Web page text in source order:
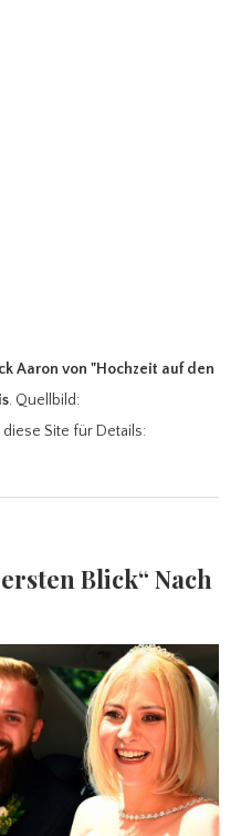
Aaron von "Hochzeit auf den
. Quellbild:
diese Site für Details:
Blick“ Nach